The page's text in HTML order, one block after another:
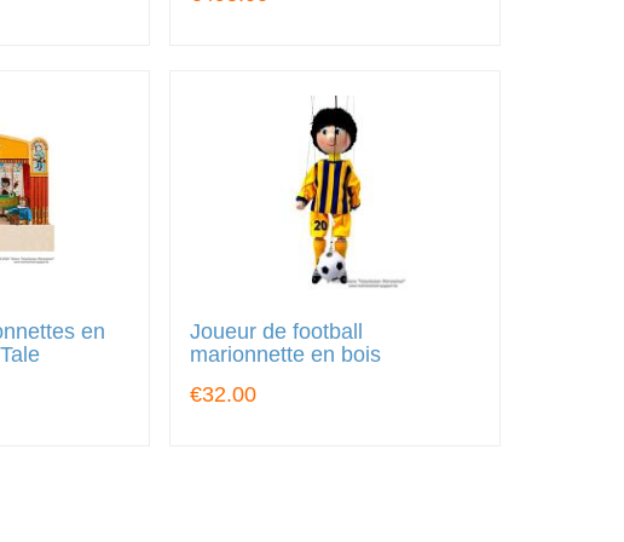
en
Joueur de football
marionnette en bois
€32.00